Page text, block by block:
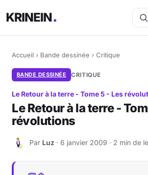
KRINEIN
Accueil › Bande dessinée › Critique
BANDE DESSINÉE CRITIQUE
Le Retour à la terre - Tome 5 - Les
Le Retour à la terre -
révolutions
L Par Luz · 6 janvier 2009 · 2 min de